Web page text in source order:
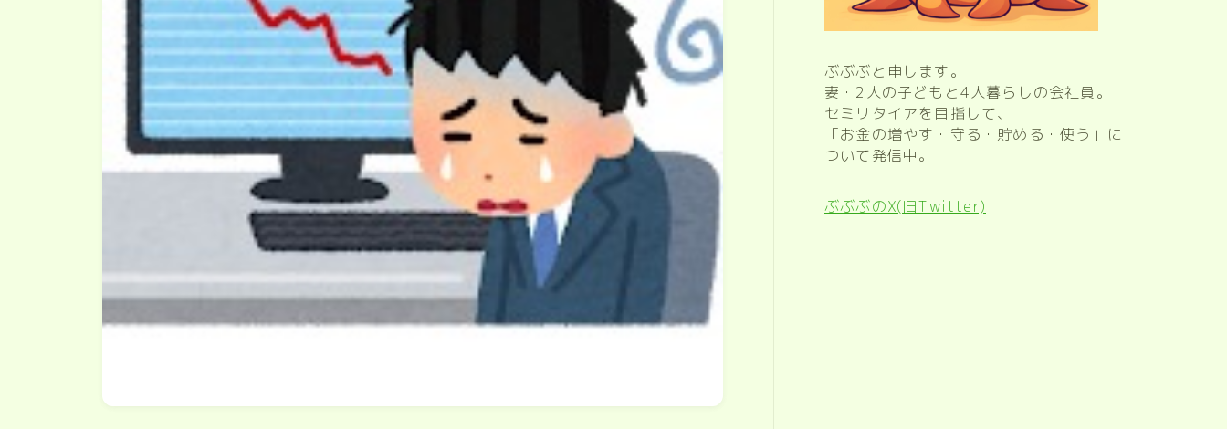
ぶぶぶと申します。
妻・2人の子どもと4人暮らしの会社員。
セミリタイアを目指して、
「お金の増やす・守る・貯める・使う」に
ついて発信中。
ぶぶぶのX(旧Twitter)